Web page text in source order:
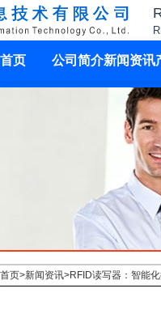
首页 公司简介新闻资讯
首页>新闻资讯>RFID读写器：智能